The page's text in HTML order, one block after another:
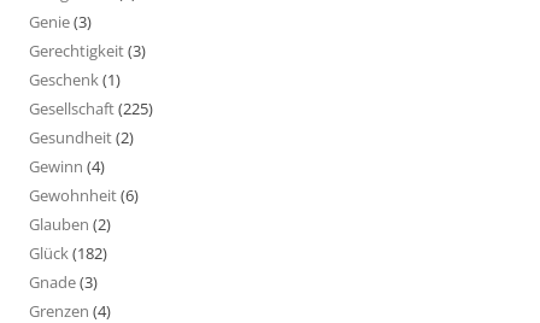
Genie(3)
Gerechtigkeit(3)
Geschenk(1)
Gesellschaft(225)
Gesundheit(2)
Gewinn (4)
Gewohnheit(6)
Glauben (2)
Glück(182)
Gnade(3)
Grenzen (4)